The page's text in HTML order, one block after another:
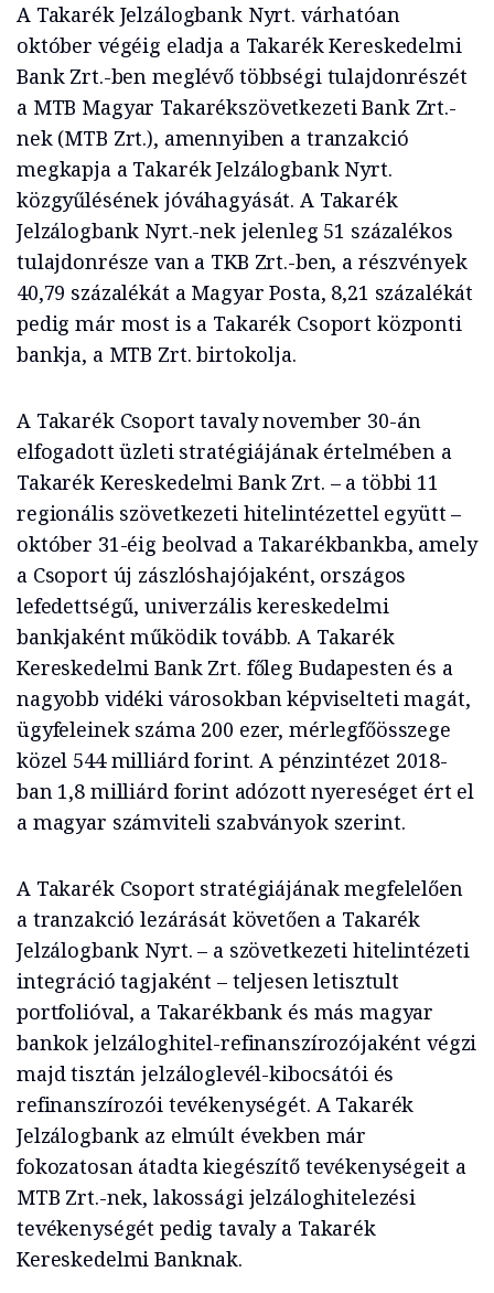
A Takarék Jelzálogbank Nyrt. várhatóan
október végéig eladja a Takarék Kereskedelmi
Bank Zrt.-ben meglévő többségi tulajdonrészét
a MTB Magyar Takarékszövetkezeti Bank Zrt.-
nek (MTB Zrt.), amennyiben a tranzakció
megkapja a Takarék Jelzálogbank Nyrt.
közgyűlésének jóváhagyását. A Takarék
Jelzálogbank Nyrt.-nek jelenleg 51 százalékos
tulajdonrésze van a TKB Zrt.-ben, a részvények
40,79 százalékát a Magyar Posta, 8,21 százalékát
pedig már most is a Takarék Csoport központi
bankja, a MTB Zrt. birtokolja.
A Takarék Csoport tavaly november 30-án
elfogadott üzleti stratégiájának értelmében a
Takarék Kereskedelmi Bank Zrt. – a többi 11
regionális szövetkezeti hitelintézettel együtt –
október 31-éig beolvad a Takarékbankba, amely
a Csoport új zászlóshajójaként, országos
lefedettségű, univerzális kereskedelmi
bankjaként működik tovább. A Takarék
Kereskedelmi Bank Zrt. főleg Budapesten és a
nagyobb vidéki városokban képviselteti magát,
ügyfeleinek száma 200 ezer, mérlegfőösszege
közel 544 milliárd forint. A pénzintézet 2018-
ban 1,8 milliárd forint adózott nyereséget ért el
a magyar számviteli szabványok szerint.
A Takarék Csoport stratégiájának megfelelően
a tranzakció lezárását követően a Takarék
Jelzálogbank Nyrt. – a szövetkezeti hitelintézeti
integráció tagjaként – teljesen letisztult
portfolióval, a Takarékbank és más magyar
bankok jelzáloghitel-refinanszírozójaként végzi
majd tisztán jelzáloglevél-kibocsátói és
refinanszírozói tevékenységét. A Takarék
Jelzálogbank az elmúlt években már
fokozatosan átadta kiegészítő tevékenységeit a
MTB Zrt.-nek, lakossági jelzáloghitelezési
tevékenységét pedig tavaly a Takarék
Kereskedelmi Banknak.